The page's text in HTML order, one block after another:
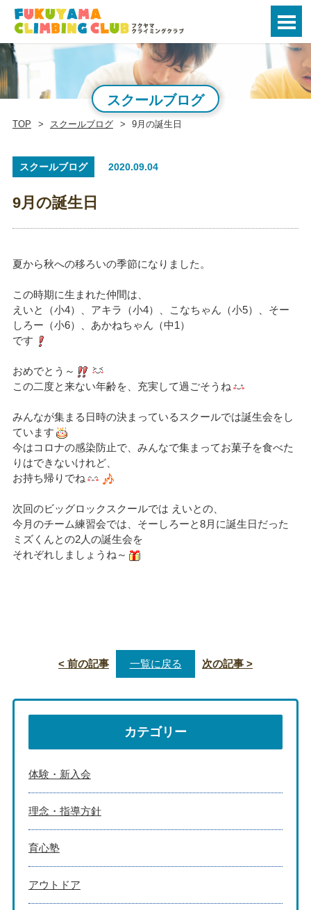
スクールブログ
TOP スクールブログ 9月の誕生日
スクールブログ 2020.09.04
9月の誕生日
夏から秋への移ろいの季節になりました。
この時期に生まれた仲間は、
えいと（小4）、アキラ（小4）、こなちゃん（小5）、そー
しろー（小6）、あかねちゃん（中1）
です
おめでとう～
この二度と来ない年齢を、充実して過ごそうね
みんなが集まる日時の決まっているスクールでは誕生会をし
ています
今はコロナの感染防止で、みんなで集まってお菓子を食べた
りはできないけれど、
お持ち帰りでね
次回のビッグロックスクールでは えいとの、
今月のチーム練習会では、そーしろーと8月に誕生日だった
ミズくんとの2人の誕生会を
それぞれしましょうね～
< 前の記事 一覧に戻る 次の記事 >
カテゴリー
体験・新入会
理念・指導方針
育心塾
アウトドア